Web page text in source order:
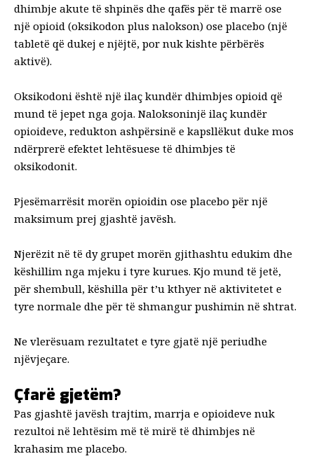
dhimbje akute të shpinës dhe qafës për të marrë ose
një opioid (oksikodon plus nalokson) ose placebo (një
tabletë që dukej e njëjtë, por nuk kishte përbërës
aktivë).
Oksikodoni është një ilaç kundër dhimbjes opioid që
mund të jepet nga goja. Naloksoninjë ilaç kundër
opioideve, redukton ashpërsinë e kapsllëkut duke mos
ndërprerë efektet lehtësuese të dhimbjes të
oksikodonit.
Pjesëmarrësit morën opioidin ose placebo për një
maksimum prej gjashtë javësh.
Njerëzit në të dy grupet morën gjithashtu edukim dhe
këshillim nga mjeku i tyre kurues. Kjo mund të jetë,
për shembull, këshilla për t’u kthyer në aktivitetet e
tyre normale dhe për të shmangur pushimin në shtrat.
Ne vlerësuam rezultatet e tyre gjatë një periudhe
njëvjeçare.
Çfarë gjetëm?
Pas gjashtë javësh trajtim, marrja e opioideve nuk
rezultoi në lehtësim më të mirë të dhimbjes në
krahasim me placebo.